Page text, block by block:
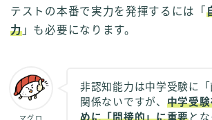
テストの本番で実力を発揮するには「
力」も必要になります。
非認知能力は中学受験に
関係ないですが、 中学受
めに「間接的」に重要とな